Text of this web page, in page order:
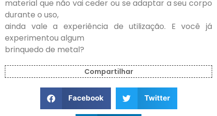
material que não vai ceder ou se adaptar a seu corpo
durante o uso,
ainda vale a experiência de utilização. E você já
experimentou algum
brinquedo de metal?
Compartilhar
Facebook Twitter